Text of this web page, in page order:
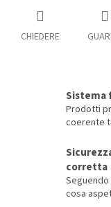
CHIEDERE
Sistema
Prodotti
coerente
corretta
cosa